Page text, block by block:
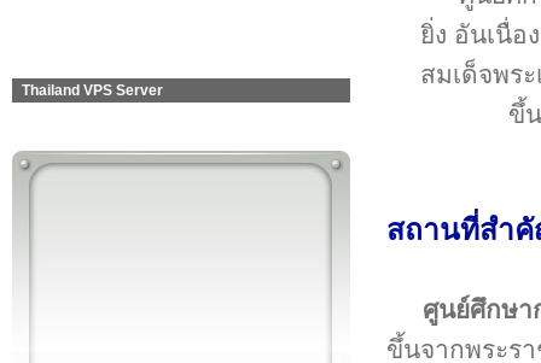
Thailand VPS Server
ยิ่ง อันเนื่อ
สมเด็จพร
ขึ้
สถานที่สำ
ศูนย์ศึกษ
ขึ้นจากพระร